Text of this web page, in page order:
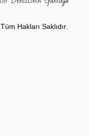
Tüm Hakları Saklıdır.